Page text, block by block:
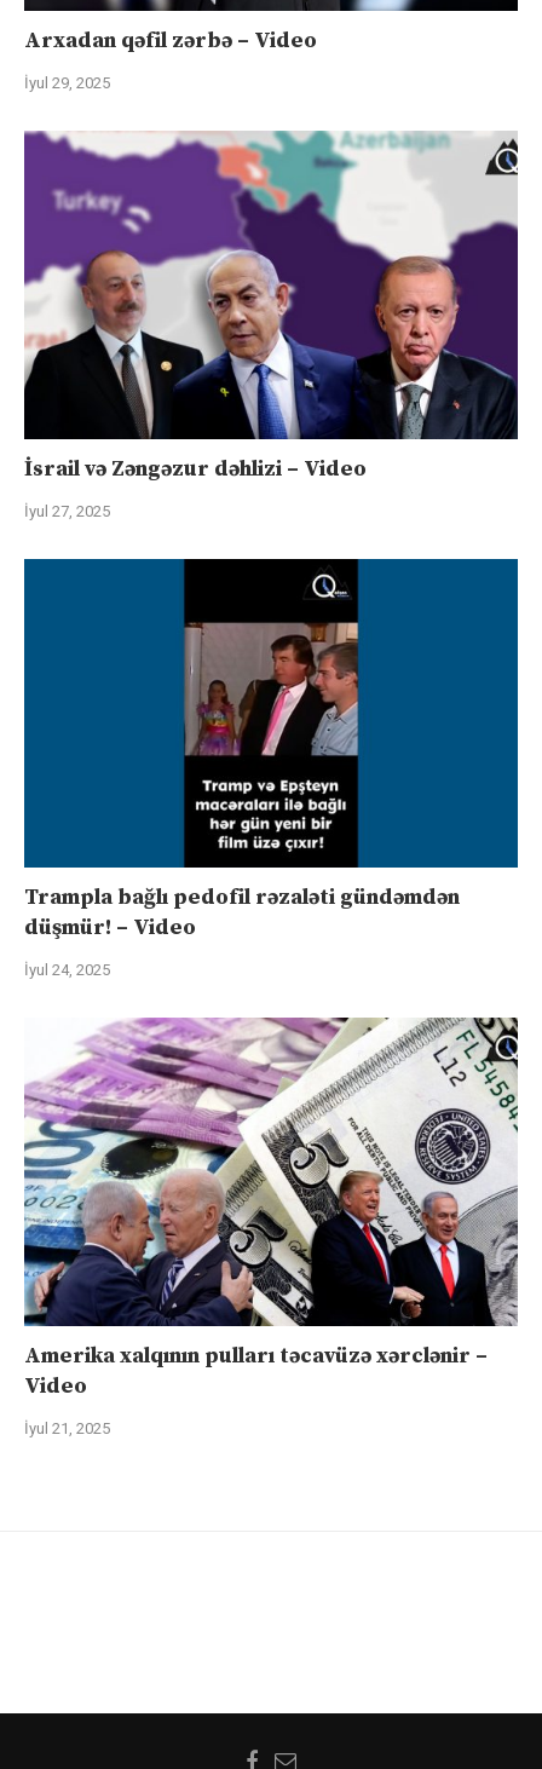
Arxadan qəfil zərbə – Video
İyul 29, 2025
İsrail və Zəngəzur dəhlizi – Video
İyul 27, 2025
Trampla bağlı pedofil rəzaləti gündəmdən
düşmür! – Video
İyul 24, 2025
Amerika xalqının pulları təcavüzə xərclənir –
Video
İyul 21, 2025